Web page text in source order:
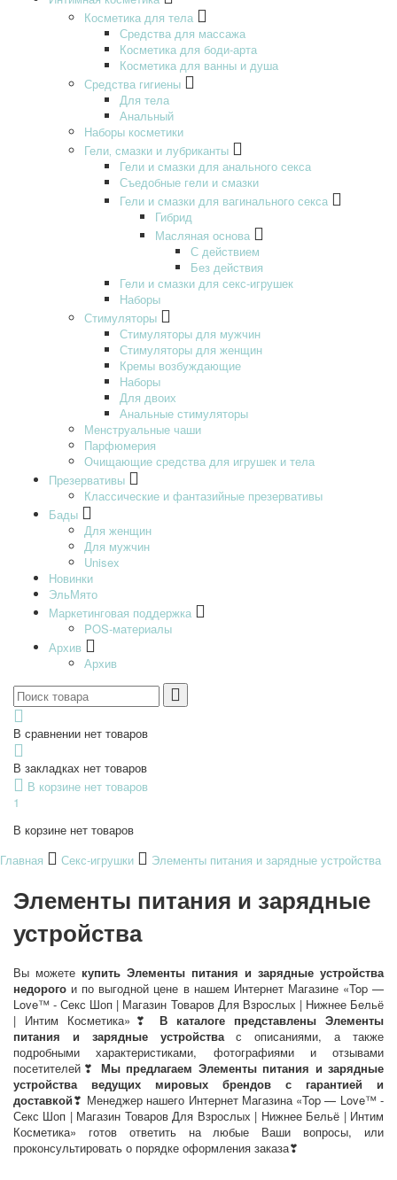
Косметика для тела
Средства для массажа
Косметика для боди-арта
Косметика для ванны и душа
Средства гигиены
Для тела
Анальный
Наборы косметики
Гели‚ смазки и лубриканты
Гели и смазки для анального секса
Съедобные гели и смазки
Гели и смазки для вагинального секса
Гибрид
Масляная основа
С действием
Без действия
Гели и смазки для секс-игрушек
Наборы
Стимуляторы
Стимуляторы для мужчин
Стимуляторы для женщин
Кремы возбуждающие
Наборы
Для двоих
Анальные стимуляторы
Менструальные чаши
Парфюмерия
Очищающие средства для игрушек и тела
Презервативы
Классические и фантазийные презервативы
Бады
Для женщин
Для мужчин
Unisex
Новинки
ЭльМято
Маркетинговая поддержка
POS-материалы
Архив
Архив
В сравнении нет товаров
В закладках нет товаров
В корзине нет товаров
1
В корзине нет товаров
Главная
Секс-игрушки Элементы питания и зарядные устройства
Элементы питания и зарядные
устройства
Вы можете купить Элементы питания и зарядные устройства
недорого и по выгодной цене в нашем Интернет Магазине «Top —
Love™ - Секс Шоп | Магазин Товаров Для Взрослых | Нижнее Бельё
| Интим Косметика»❣ В каталоге представлены Элементы
питания и зарядные устройствас описаниями, а также
подробными характеристиками, фотографиями и отзывами
посетителей❣ Мы предлагаем Элементы питания и зарядные
устройства ведущих мировых брендов с гарантией и
доставкой❣ Менеджер нашего Интернет Магазина «Top — Love™ -
Секс Шоп | Магазин Товаров Для Взрослых | Нижнее Бельё | Интим
Косметика» готов ответить на любые Ваши вопросы, или
проконсультировать о порядке оформления заказа❣